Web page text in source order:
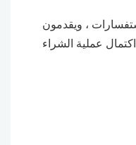
، ويقدمون